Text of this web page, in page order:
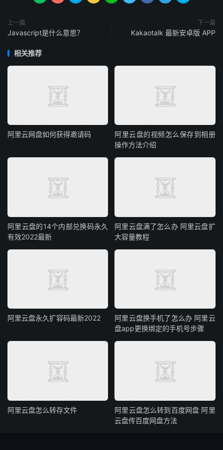
上一篇
Javascript是什么意思？
下一篇
Kakaotalk 最新安卓版 APP
相关推荐
阿里云网盘如何获得邀请码
阿里云盘的视频怎么保存到相册
操作方法介绍
阿里云盘的14个内部兑换码永久
有效2022最新
阿里云盘满了怎么办 阿里云盘扩
大容量教程
阿里云盘永久扩容码最新2022
阿里云盘换手机了怎么办 阿里云
盘app更换绑定的手机号步骤
阿里云盘怎么转存文件
阿里云盘怎么转到百度网盘 阿里
云盘传百度网盘方法